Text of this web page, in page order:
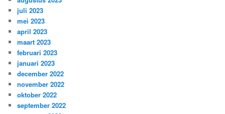
juli 2023
mei 2023
april 2023
maart 2023
februari 2023
januari 2023
december 2022
november 2022
oktober 2022
september 2022